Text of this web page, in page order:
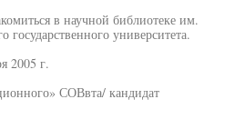
в научной библиотеке им.
государственного университета.
2005 г.
СОВвта/ кандидат